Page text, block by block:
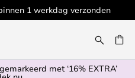
1 werkdag verzonden
met ‘16% EXTRA’